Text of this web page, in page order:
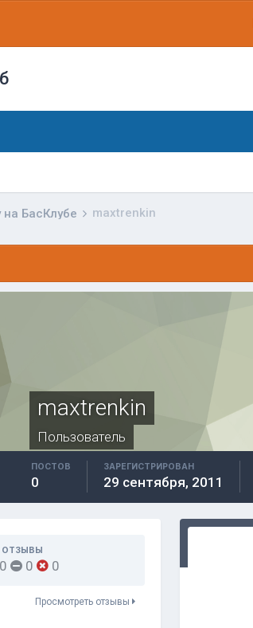
на БасКлубе maxtrenkin
maxtrenkin
Пользователь
ПОСТОВ
0
ЗАРЕГИСТРИРОВАН
29 сентября, 2011
ОТЗЫВЫ
0 0 0
Просмотреть отзывы